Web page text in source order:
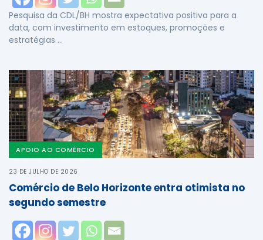
Pesquisa da CDL/BH mostra expectativa positiva para a
data, com investimento em estoques, promoções e
estratégias …
APOIO AO COMÉRCIO
23 DE JULHO DE 2026
Comércio de Belo Horizonte entra otimista no
segundo semestre